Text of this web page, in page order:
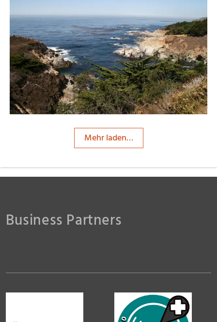
Worddonator
Mehr laden…
Business Partners